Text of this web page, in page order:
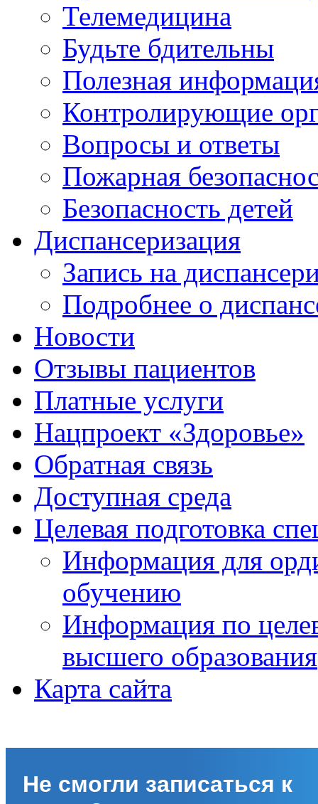
Телемедицина
Будьте бдительны
Полезная
Контролирующие
Вопросы и ответы
Пожарная
Безопасность детей
Диспансеризация
Запись на
Подробнее о
Новости
Отзывы пациентов
Платные услуги
Нацпроект «Здоровье»
Обратная связь
Доступная среда
Целевая подготовка
Информация для
обучению
Информация по
высшего образования
Карта сайта
Не смогли записаться к